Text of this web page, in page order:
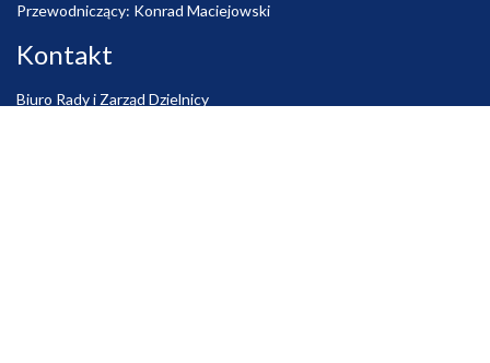
Przewodniczący: Konrad Maciejowski
Kontakt
Biuro Rady i Zarząd Dzielnicy